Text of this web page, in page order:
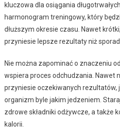
kluczowa dla osiągania
harmonogram treningowy, który
dłuższym okresie czasu. Nawet
przyniesie lepsze rezultaty niż
Nie można zapominać o znaczeniu
wspiera proces odchudzania. Nawet
przyniesie oczekiwanych rezultatów,
organizm byle jakim jedzeniem.
zdrowe składniki odżywcze, a także
kalorii.